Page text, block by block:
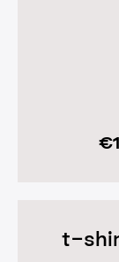
€
t-